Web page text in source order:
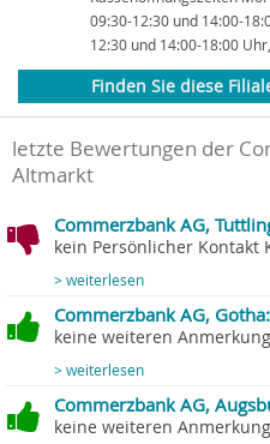
09:30-12:30 und 14:00-
12:30 und 14:00-18:00
Finden Sie diese
letzte Bewertungen der
Altmarkt
Commerzbank AG,
kein Persönlicher Kontakt
> weiterlesen
Commerzbank AG,
keine weiteren
> weiterlesen
Commerzbank AG,
keine weiteren